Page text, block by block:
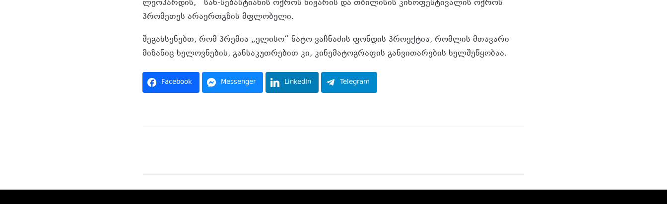
ლეოპარდის, სან-სებასტიანის ოქროს ნიჟარის და თბილისის კინოფესტივალის ოქროს
პრომეთეს არაერთგზის მფლობელი.
შეგახსენებთ, რომ პრემია „ელისო“ ნატო ვაჩნაძის ფონდის პროექტია, რომლის მთავარი
მიზანიც ხელოვნების, განსაკუთრებით კი, კინემატოგრაფის განვითარების ხელშეწყობაა.
Facebook Messenger LinkedIn Telegram